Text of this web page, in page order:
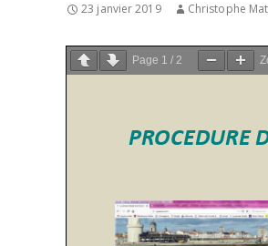
23 janvier 2019 Christophe
Page 1 / 2